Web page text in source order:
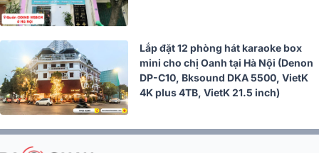
Lắp đặt 12 phòng hát karaoke box
mini cho chị Oanh tại Hà Nội (Denon
DP-C10, Bksound DKA 5500, VietK
4K plus 4TB, VietK 21.5 inch)